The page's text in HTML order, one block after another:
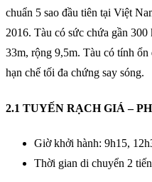
chuẩn 5 sao đầu tiên tại Việt
2016. Tàu có sức chứa gần 300
33m, rộng 9,5m. Tàu có tính
hạn chế tối đa chứng say sóng.
2.1 TUYẾN RẠCH GIÁ –
Giờ khởi hành: 9h15,
Thời gian di chuyển 2